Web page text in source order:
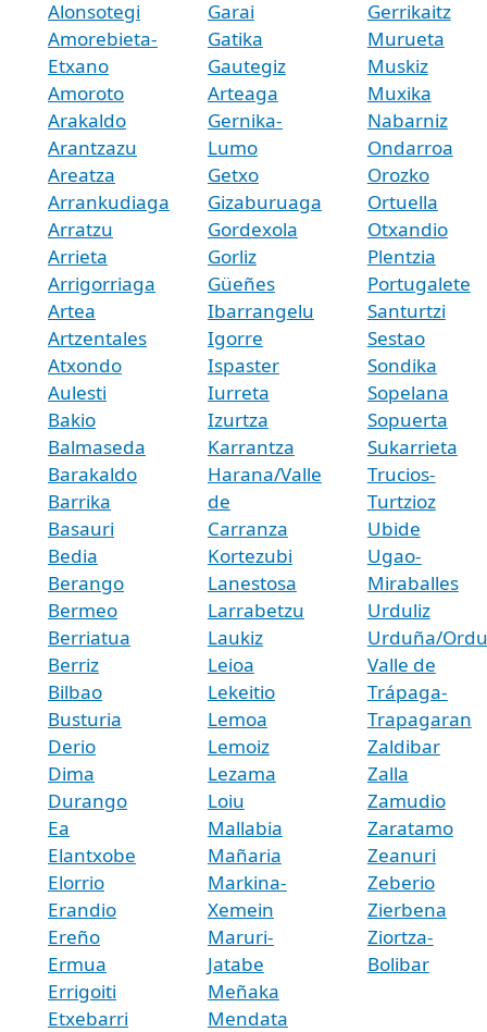
Alonsotegi
Amorebieta-
Etxano
Amoroto
Arakaldo
Arantzazu
Areatza
Arrankudiaga
Arratzu
Arrieta
Arrigorriaga
Artea
Artzentales
Atxondo
Aulesti
Bakio
Balmaseda
Barakaldo
Barrika
Basauri
Bedia
Berango
Bermeo
Berriatua
Berriz
Bilbao
Busturia
Derio
Dima
Durango
Ea
Elantxobe
Elorrio
Erandio
Ereño
Ermua
Errigoiti
Etxebarri
Garai
Gatika
Gautegiz
Arteaga
Gernika-
Lumo
Getxo
Gizaburuaga
Gordexola
Gorliz
Güeñes
Ibarrangelu
Igorre
Ispaster
Iurreta
Izurtza
Karrantza
Harana/Valle
de
Carranza
Kortezubi
Lanestosa
Larrabetzu
Laukiz
Leioa
Lekeitio
Lemoa
Lemoiz
Lezama
Loiu
Mallabia
Mañaria
Markina-
Xemein
Maruri-
Jatabe
Meñaka
Mendata
Gerrikaitz
Murueta
Muskiz
Muxika
Nabarniz
Ondarroa
Orozko
Ortuella
Otxandio
Plentzia
Portugalete
Santurtzi
Sestao
Sondika
Sopelana
Sopuerta
Sukarrieta
Trucios-
Turtzioz
Ubide
Ugao-
Miraballes
Urduliz
Urduña/
Valle de
Trápaga-
Trapagaran
Zaldibar
Zalla
Zamudio
Zaratamo
Zeanuri
Zeberio
Zierbena
Ziortza-
Bolibar